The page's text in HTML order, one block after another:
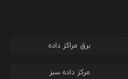
برق مراکز داده
مرکز داده سبز